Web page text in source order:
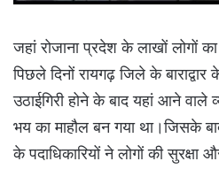
जहां रोजाना प्रदेश के लाखों लोगों
पिछले दिनों रायगढ़ जिले के
उठाईगिरी होने के बाद यहां आने वाले
भय का माहौल बन गया था।जिसके
के पदाधिकारियों ने लोगों की सुरक्षा